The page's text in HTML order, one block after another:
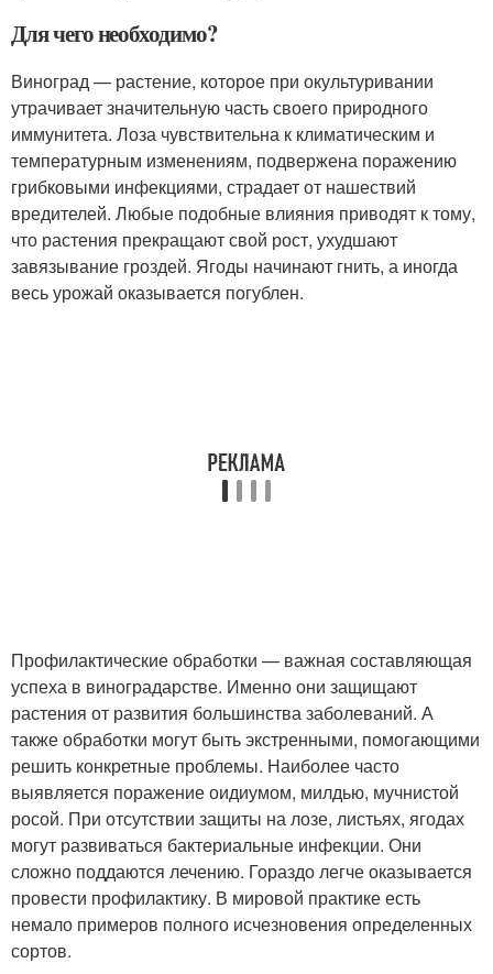
Для чего необходимо?
Виноград — растение, которое при окультуривании
утрачивает значительную часть своего природного
иммунитета. Лоза чувствительна к климатическим и
температурным изменениям, подвержена поражению
грибковыми инфекциями, страдает от нашествий
вредителей. Любые подобные влияния приводят к тому,
что растения прекращают свой рост, ухудшают
завязывание гроздей. Ягоды начинают гнить, а иногда
весь урожай оказывается погублен.
Профилактические обработки — важная составляющая
успеха в виноградарстве. Именно они защищают
растения от развития большинства заболеваний. А
также обработки могут быть экстренными, помогающими
решить конкретные проблемы. Наиболее часто
выявляется поражение оидиумом, милдью, мучнистой
росой. При отсутствии защиты на лозе, листьях, ягодах
могут развиваться бактериальные инфекции. Они
сложно поддаются лечению. Гораздо легче оказывается
провести профилактику. В мировой практике есть
немало примеров полного исчезновения определенных
сортов.